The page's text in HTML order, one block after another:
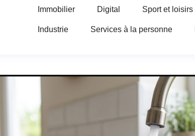
Immobilier Digital Sport et loisirs
Industrie Services à la personne